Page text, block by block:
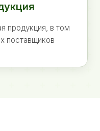
продукция, в том
поставщиков